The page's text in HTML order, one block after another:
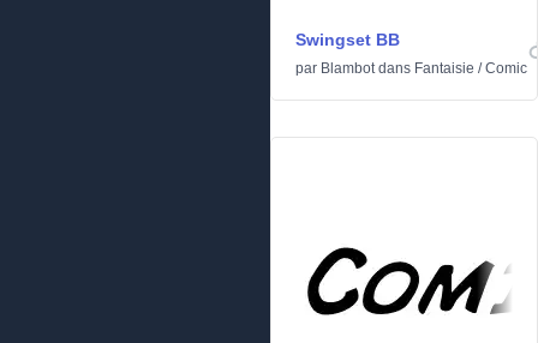
Swingset BB
par Blambotdans Fantaisie /Comic